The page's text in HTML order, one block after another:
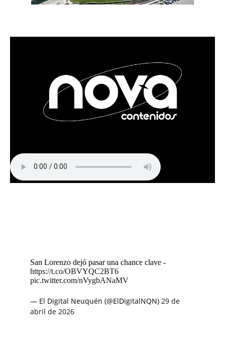
San Lorenzo dejó pasar una chance clave -
https://t.co/OBVYQC2BT6
pic.twitter.com/nVygbANaMV
— El Digital Neuquén (@ElDigitalNQN) 29 de
abril de 2026